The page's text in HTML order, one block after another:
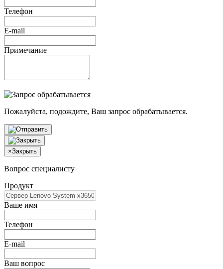
Телефон
E-mail
Примечание
Пожалуйста, подождите, Ваш запрос обрабатывается.
×Закрыть
Вопрос специалисту
Продукт
Ваше имя
Телефон
E-mail
Ваш вопрос